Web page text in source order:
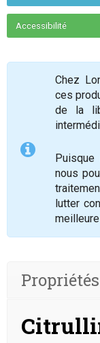
Accessibilité
Chez
ces
de la
Puisque
nous
lutter
Propriétés